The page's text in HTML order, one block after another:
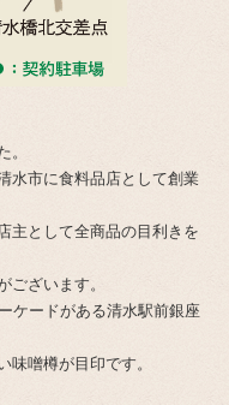
。
水市に食料品店として創業
主として全商品の目利きを
ございます。
ケードがある清水駅前銀座
味噌樽が目印です。